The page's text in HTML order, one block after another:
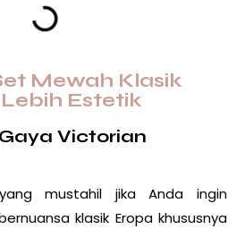
Mewah Klasik
Estetik
Victorian
mustahil jika Anda ingin
klasik Eropa khususnya